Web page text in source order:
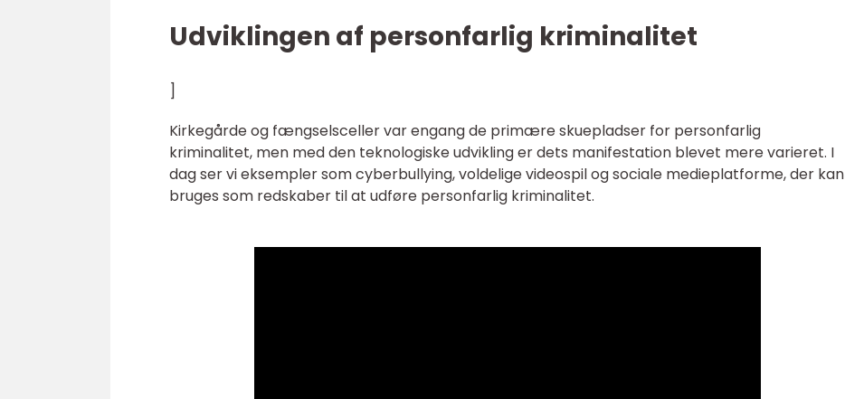
Udviklingen af personfarlig kriminalitet
]
Kirkegårde og fængselsceller var engang de primære skuepladser for personfarlig
kriminalitet, men med den teknologiske udvikling er dets manifestation blevet mere varieret. I
dag ser vi eksempler som cyberbullying, voldelige videospil og sociale medieplatforme, der kan
bruges som redskaber til at udføre personfarlig kriminalitet.